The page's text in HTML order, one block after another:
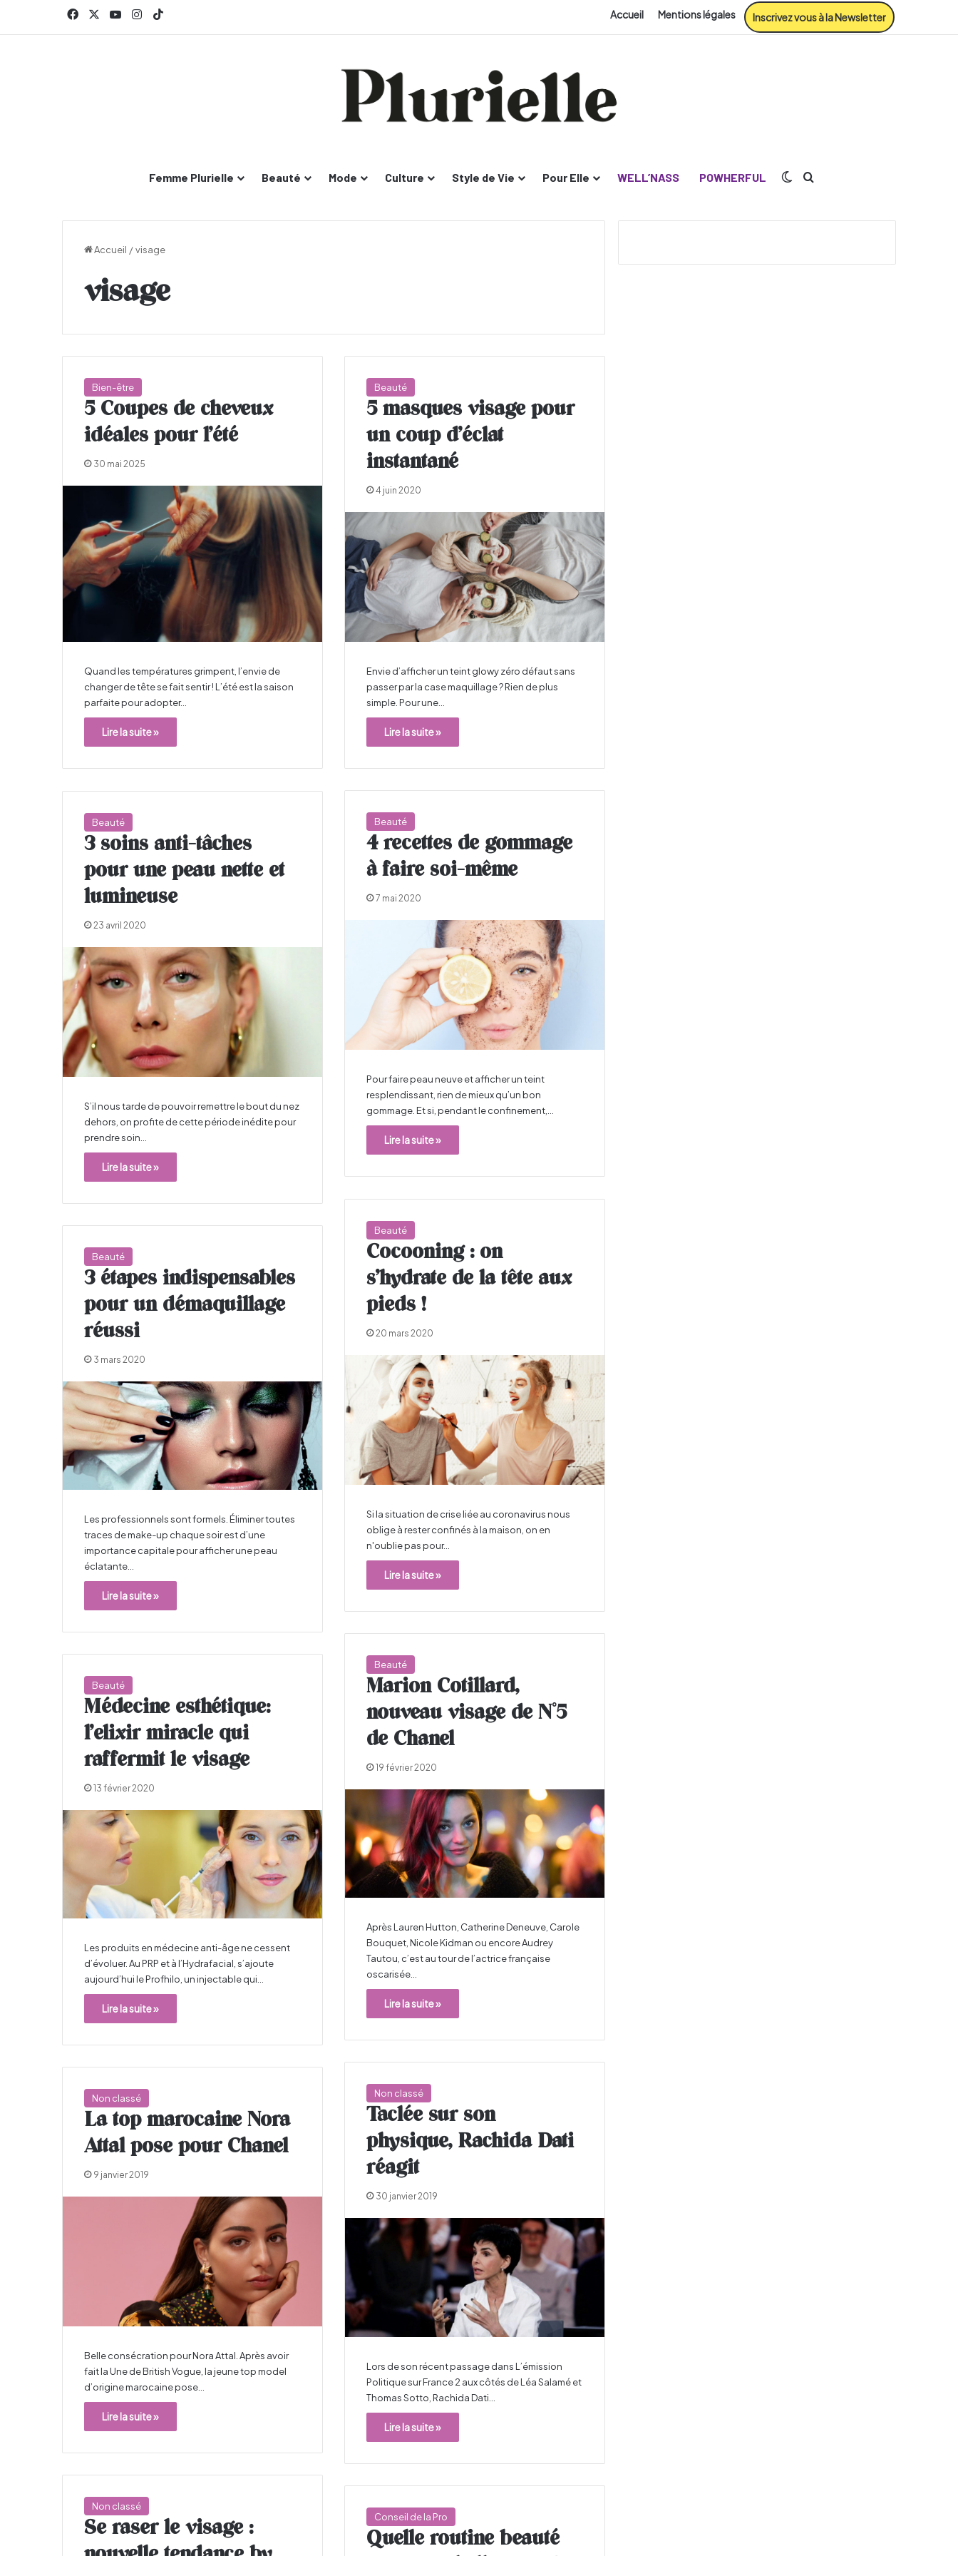
FacebookYouTubeInstagram Accueil Mentions légales Inscrivez vous à la Newsletter
Femme Plurielle Beauté Mode Culture Style de Vie Pour Elle WELL’NASS POWHERFUL Switch skin
Accueil /visage
visage
Bien-être
5 Coupes de cheveux
idéales pour l’été
30 mai 2025
Quand les températures grimpent, l’envie de
changer de tête se fait sentir ! L’été est la saison
parfaite pour adopter…
Lire la suite »
Beauté
5 masques visage pour
un coup d’éclat
instantané
4 juin 2020
Envie d’afficher un teint glowy zéro défaut sans
passer par la case maquillage ? Rien de plus
simple. Pour une…
Lire la suite »
Beauté
4 recettes de gommage
à faire soi-même
7 mai 2020
Pour faire peau neuve et afficher un teint
resplendissant, rien de mieux qu’un bon
gommage. Et si, pendant le confinement,…
Lire la suite »
Beauté
3 soins anti-tâches
pour une peau nette et
lumineuse
23 avril 2020
S’il nous tarde de pouvoir remettre le bout du nez
dehors, on profite de cette période inédite pour
prendre soin…
Lire la suite »
Beauté
Cocooning : on
s’hydrate de la tête aux
pieds !
20 mars 2020
Si la situation de crise liée au coronavirus nous
oblige à rester confinés à la maison, on en
n'oublie pas pour…
Lire la suite »
Beauté
3 étapes indispensables
pour un démaquillage
réussi
3 mars 2020
Les professionnels sont formels. Éliminer toutes
traces de make-up chaque soir est d’une
importance capitale pour afficher une peau
éclatante…
Lire la suite »
Beauté
Marion Cotillard,
nouveau visage de N°5
de Chanel
19 février 2020
Après Lauren Hutton, Catherine Deneuve, Carole
Bouquet, Nicole Kidman ou encore Audrey
Tautou, c’est au tour de l’actrice française
oscarisée…
Lire la suite »
Beauté
Médecine esthétique:
l’elixir miracle qui
raffermit le visage
13 février 2020
Les produits en médecine anti-âge ne cessent
d’évoluer. Au PRP et à l’Hydrafacial, s’ajoute
aujourd’hui le Profhilo, un injectable qui…
Lire la suite »
Non classé
Taclée sur son
physique, Rachida Dati
réagit
30 janvier 2019
Lors de son récent passage dans L’émission
Politique sur France 2 aux côtés de Léa Salamé et
Thomas Sotto, Rachida Dati…
Lire la suite »
Non classé
La top marocaine Nora
Attal pose pour Chanel
9 janvier 2019
Belle consécration pour Nora Attal. Après avoir
fait la Une de British Vogue, la jeune top model
d’origine marocaine pose…
Lire la suite »
Non classé
Se raser le visage :
Conseil de la Pro
Quelle routine beauté